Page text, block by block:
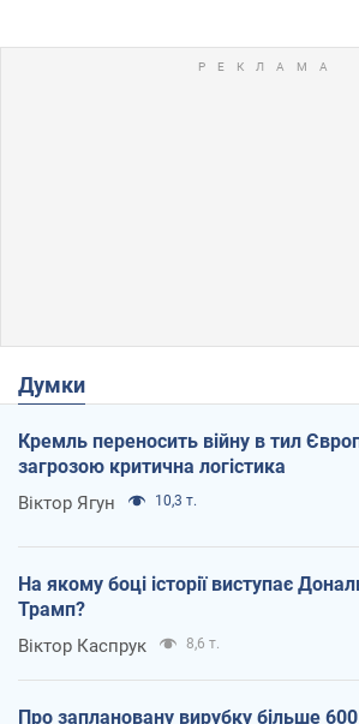
Думки
Кремль переносить війну в тил
загрозою критична логістика
Віктор Ягун 10,3 т.
На якому боці історії виступає
Трамп?
Віктор Каспрук 8,6 т.
Про заплановану вирубку більше